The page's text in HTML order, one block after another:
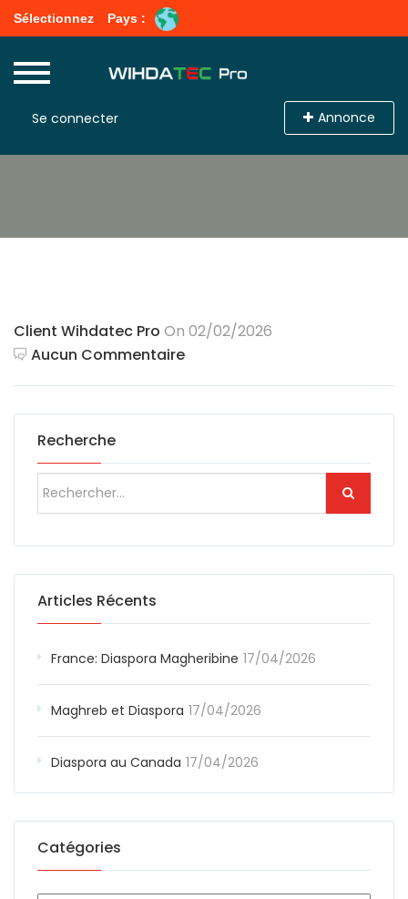
Sélectionnez Pays :
Se connecter Annonce
Client Wihdatec Pro On 02/02/2026
Aucun Commentaire
Recherche
Articles Récents
France: Diaspora Magheribine 17/04/2026
Maghreb et Diaspora 17/04/2026
Diaspora au Canada 17/04/2026
Catégories